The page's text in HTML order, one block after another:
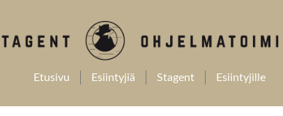
Etusivu Esiintyjiä Stagent Esiintyjille